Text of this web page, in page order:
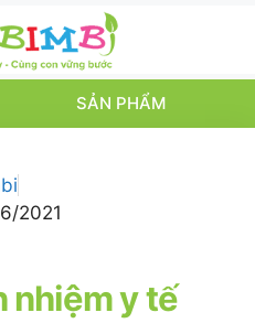
SẢN PHẨM
2021
nhiệm y tế